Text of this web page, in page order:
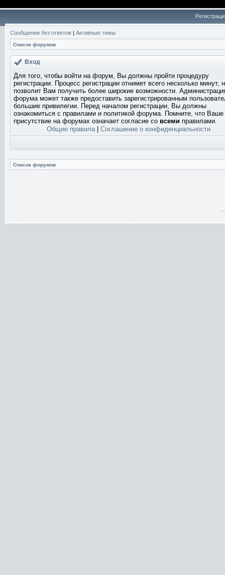
Сообщения без ответов | Активные темы
Список форумов
Вход
Для того, чтобы войти на форум, Вы должны пройти процедуру
регистрации. Процесс регистрации отнимет всего несколько минут,
позволит Вам получить более широкие возможности.
форума может также предоставить зарегистрированным
большие привилегии. Перед началом регистрации, Вы должны
ознакомиться с правилами и политикой форума. Помните, что Ваше
присутствие на форумах означает согласие со всеми правилами.
Общие правила| Соглашение о конфиденциальности
Список форумов
--